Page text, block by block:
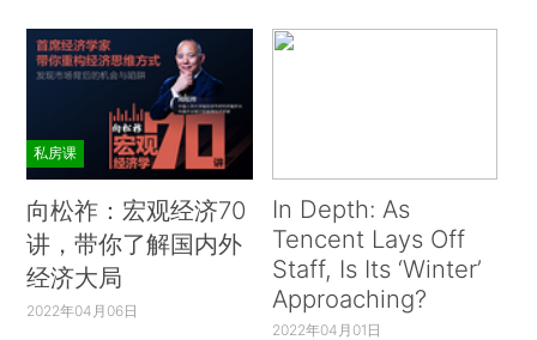
私房课
向松祚：宏观经济70
讲，带你了解国内外
经济大局
2022年04月06日
In Depth: As
Tencent Lays Off
Staff, Is Its ‘Winter’
Approaching?
2022年04月01日